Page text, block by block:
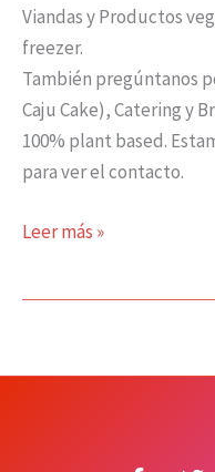
Viandas y Productos
freezer.
También pregúntanos
Caju Cake), Catering y
100% plant based.
para ver el contacto.
Leer más »